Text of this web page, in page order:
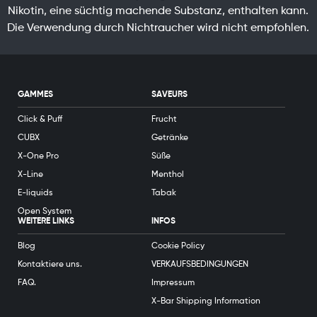
Nikotin, eine süchtig machende Substanz, enthalten kann.
Die Verwendung durch Nichtraucher wird nicht empfohlen.
GAMMES
Click & Puff
CUBX
X-One Pro
X-Line
E-liquids
Open System
SAVEURS
Frucht
Getränke
Süße
Menthol
Tabak
WEITERE LINKS
Blog
Kontaktiere uns.
FAQ.
INFOS
Cookie Policy
VERKAUFSBEDINGUNGEN
Impressum
X-Bar Shipping Information